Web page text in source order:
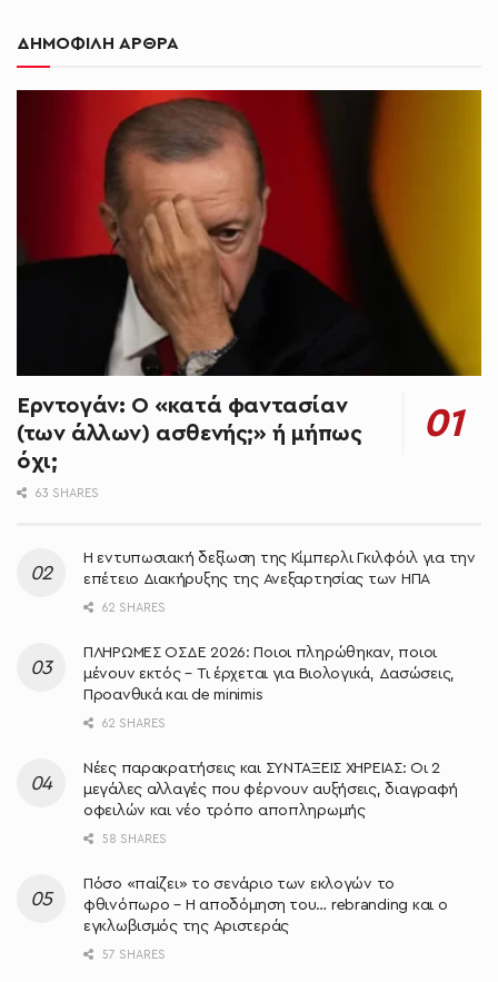
ΔΗΜΟΦΙΛΗ ΑΡΘΡΑ
Ερντογάν: Ο «κατά φαντασίαν
(των άλλων) ασθενής;» ή μήπως
όχι;
63 SHARES
Η εντυπωσιακή δεξίωση της Κίμπερλι Γκιλφόιλ για την
επέτειο Διακήρυξης της Ανεξαρτησίας των ΗΠΑ
62 SHARES
ΠΛΗΡΩΜΕΣ ΟΣΔΕ 2026: Ποιοι πληρώθηκαν, ποιοι
μένουν εκτός – Τι έρχεται για Βιολογικά, Δασώσεις,
Προανθικά και de minimis
62 SHARES
Νέες παρακρατήσεις και ΣΥΝΤΑΞΕΙΣ ΧΗΡΕΙΑΣ: Οι 2
μεγάλες αλλαγές που φέρνουν αυξήσεις, διαγραφή
οφειλών και νέο τρόπο αποπληρωμής
58 SHARES
Πόσο «παίζει» το σενάριο των εκλογών το
φθινόπωρο – Η αποδόμηση του… rebranding και ο
εγκλωβισμός της Αριστεράς
57 SHARES